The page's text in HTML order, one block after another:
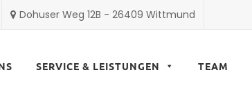
Dohuser Weg 12B - 26409 Wittmund
SERVICE & LEISTUNGEN TEAM